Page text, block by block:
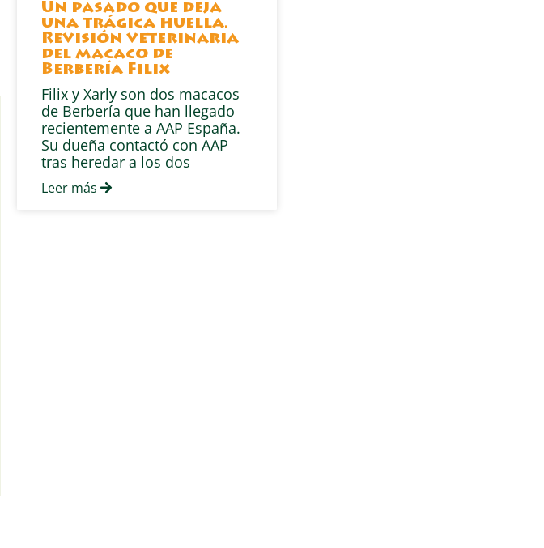
Un pasado que deja
una trágica huella.
Revisión veterinaria
del macaco de
Berbería Filix
Filix y Xarly son dos macacos
de Berbería que han llegado
recientemente a AAP España.
Su dueña contactó con AAP
tras heredar a los dos
Leer más